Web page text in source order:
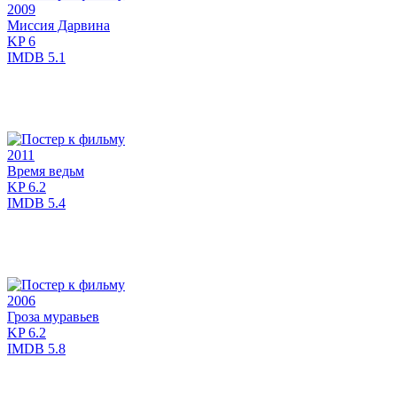
2009
Миссия Дарвина
KP6
IMDB 5.1
2011
Время ведьм
KP6.2
IMDB 5.4
2006
Гроза муравьев
KP6.2
IMDB 5.8